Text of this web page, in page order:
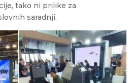
tako ni prilike za
saradnji.